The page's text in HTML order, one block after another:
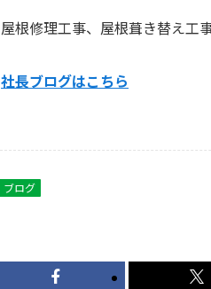
屋根修理工事、屋根葺き替え工
社長ブログはこ ちら
ブログ